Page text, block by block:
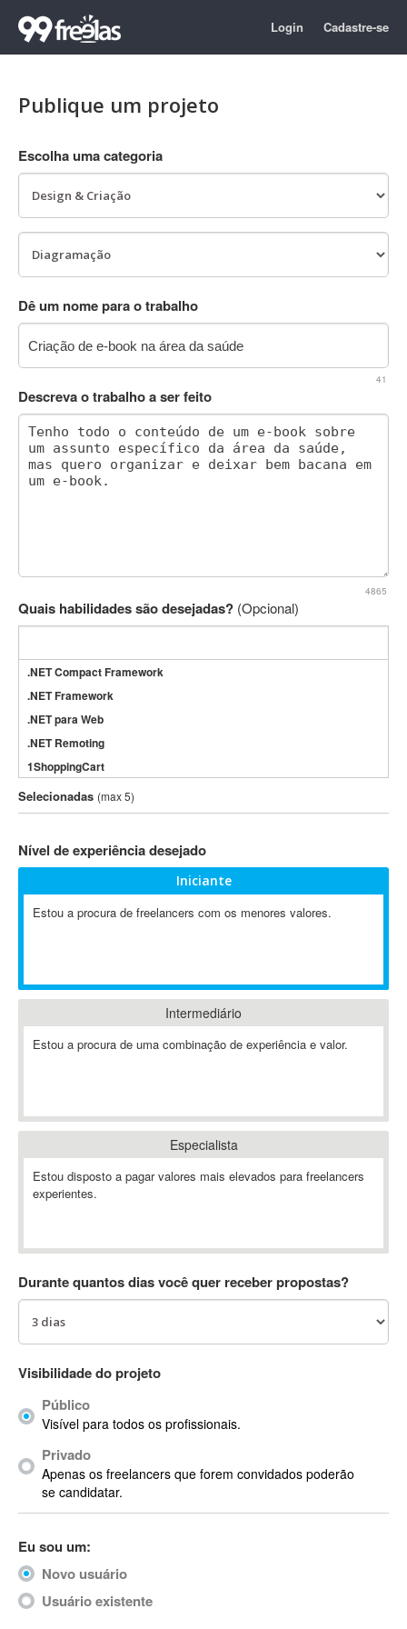
Login Cadastre-se
Publique um projeto
Escolha uma categoria
Dê um nome para o trabalho
41
Descreva o trabalho a ser feito
4865
Quais habilidades são desejadas? (Opcional)
.NET Compact Framework
.NET Framework
.NET para Web
.NET Remoting
1ShoppingCart
3DS Max
3GSM
802.11
A-GPS
ABAP
Abaqus
ABBYY FineReader
Ableton
Ableton Push
Abstract
AC3
ACID Pro
ACPI
Acrobat
Acrobat X
Acronis
ACT
Actimize
ActionScript
ActionScript 3
Selecionadas (max 5)
Nível de experiência desejado
Iniciante
Estou a procura de freelancers com os menores valores.
Intermediário
Estou a procura de uma combinação de experiência e valor.
Especialista
Estou disposto a pagar valores mais elevados para freelancers
experientes.
Durante quantos dias você quer receber propostas?
Visibilidade do projeto
Público
Visível para todos os profissionais.
Privado
Apenas os freelancers que forem convidados poderão
se candidatar.
Eu sou um:
Novo usuário
Usuário existente